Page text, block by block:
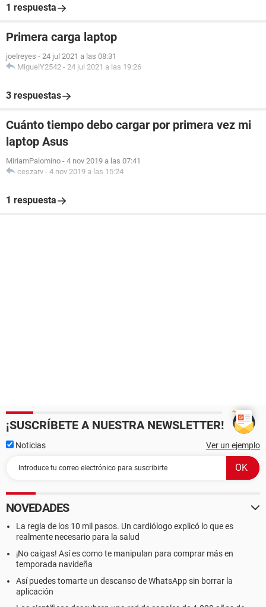
1 respuesta
Primera carga laptop
joelreyes - 24 jul 2021 a las 08:31
MiguelY2542 - 24 jul 2021 a las 19:26
3 respuestas
Cuánto tiempo debo cargar por primera vez mi
laptop Asus
MiriamPalomino - 4 nov 2019 a las 07:41
ceszarv - 4 nov 2019 a las 15:24
1 respuesta
¡SUSCRÍBETE A NUESTRA NEWSLETTER!
Noticias Ver un ejemplo
NOVEDADES
La regla de los 10 mil pasos. Un cardiólogo explicó lo que es
realmente necesario para la salud
¡No caigas! Así es como te manipulan para comprar más en
temporada navideña
Así puedes tomarte un descanso de WhatsApp sin borrar la
aplicación